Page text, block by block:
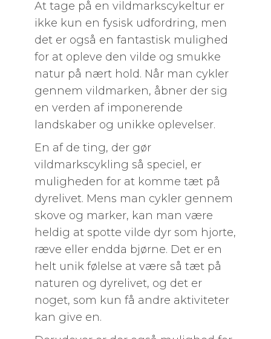
At tage på en vildmarkscykeltur er
ikke kun en fysisk udfordring, men
det er også en fantastisk mulighed
for at opleve den vilde og smukke
natur på nært hold. Når man cykler
gennem vildmarken, åbner der sig
en verden af imponerende
landskaber og unikke oplevelser.
En af de ting, der gør
vildmarkscykling så speciel, er
muligheden for at komme tæt på
dyrelivet. Mens man cykler gennem
skove og marker, kan man være
heldig at spotte vilde dyr som hjorte,
ræve eller endda bjørne. Det er en
helt unik følelse at være så tæt på
naturen og dyrelivet, og det er
noget, som kun få andre aktiviteter
kan give en.